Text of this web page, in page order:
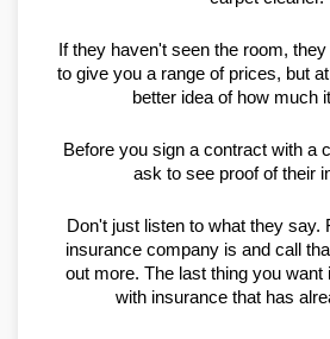
If they haven't seen the room,
to give you a range of prices, but
better idea of how much
Before you sign a contract with a
ask to see proof of their
Don't just listen to what they say.
insurance company is and call
out more. The last thing you want
with insurance that has